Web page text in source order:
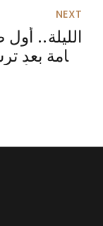
NEXT
الليلة..
يمامة بعد